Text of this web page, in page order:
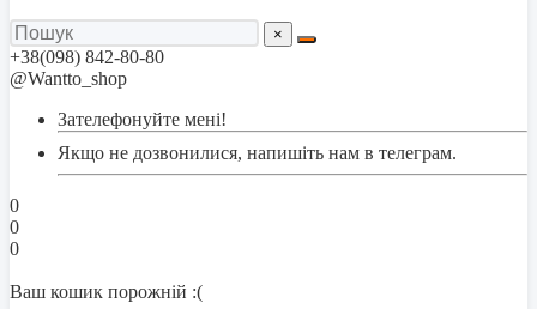
×
+38(098) 842-80-80
@Wantto_shop
Зателефонуйте мені!
Якщо не дозвонилися, напишіть нам в телеграм.
0
0
0
Ваш кошик порожній :(